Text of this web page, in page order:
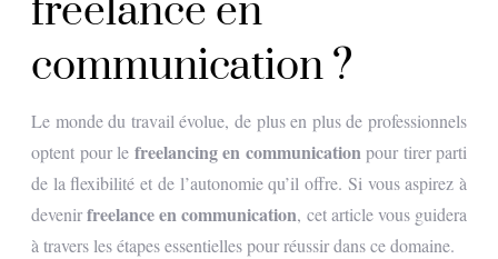
freelance en
communication ?
Le monde du travail évolue, de plus en plus de professionnels
optent pour le freelancing en communication pour tirer parti
de la flexibilité et de l’autonomie qu’il offre. Si vous aspirez à
devenirfreelance en communication, cet article vous guidera
à travers les étapes essentielles pour réussir dans ce domaine.